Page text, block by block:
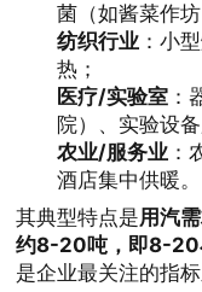
菌（如酱菜作坊
纺织行业 ：小
热；
医疗/实验室 ：
院）、实验设备
农业/服务业 ：
酒店集中供暖。
其典型特点是用汽
约8-20吨，即8-20
是企业最关注的指标